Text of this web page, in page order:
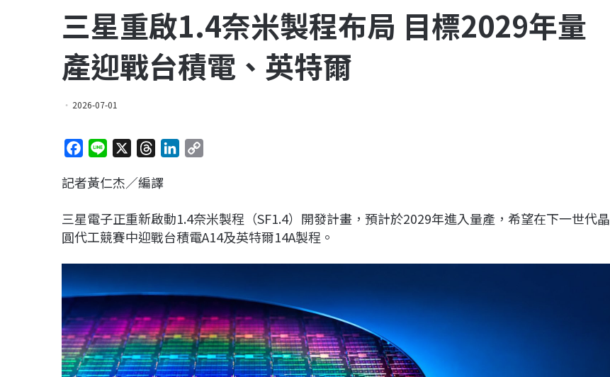
三星重啟1.4奈米製程布局 目標2029年量
產迎戰台積電、英特爾
2026-07-01
c
b
o
k
n
r
a
d
e
d
L
i
記者黃仁杰／編譯
三星電子正重新啟動1.4奈米製程（SF1.4）開發計畫，預計於2029年進入量產，希望在下一世代晶
圓代工競賽中迎戰台積電A14及英特爾14A製程。